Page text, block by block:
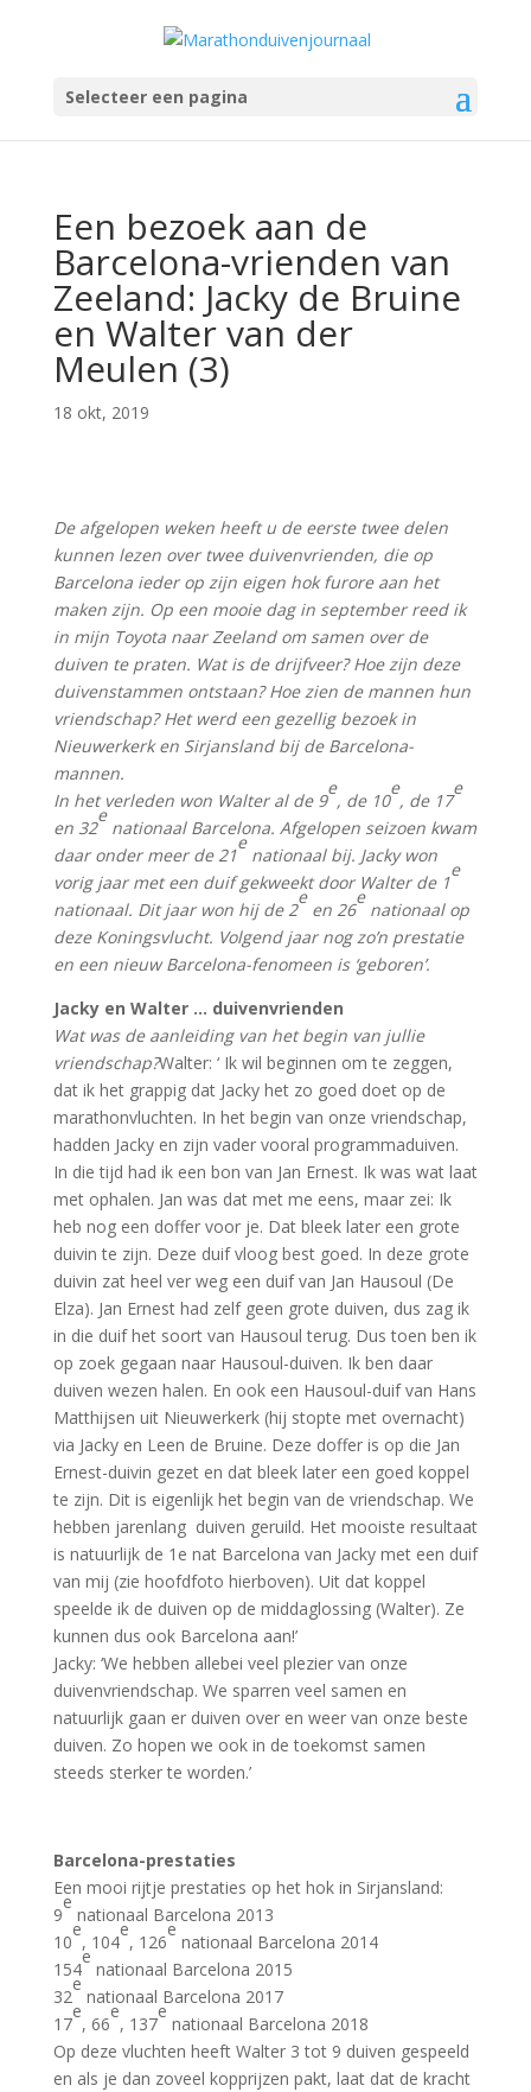
Selecteer een pagina
Een bezoek aan de
Barcelona-vrienden van
Zeeland: Jacky de Bruine
en Walter van der
Meulen (3)
18 okt, 2019
De afgelopen weken heeft u de eerste twee delen
kunnen lezen over twee duivenvrienden, die op
Barcelona ieder op zijn eigen hok furore aan het
maken zijn. Op een mooie dag in september reed ik
in mijn Toyota naar Zeeland om samen over de
duiven te praten. Wat is de drijfveer? Hoe zijn deze
duivenstammen ontstaan? Hoe zien de mannen hun
vriendschap? Het werd een gezellig bezoek in
Nieuwerkerk en Sirjansland bij de Barcelona-
mannen.
In het verleden won Walter al de 9
e
, de 10
e
, de 17
e
en 32
e
nationaal Barcelona. Afgelopen seizoen kwam
daar onder meer de 21
e
nationaal bij. Jacky won
vorig jaar met een duif gekweekt door Walter de 1
e
nationaal. Dit jaar won hij de 2
e
en 26
e
nationaal op
deze Koningsvlucht. Volgend jaar nog zo’n prestatie
en een nieuw Barcelona-fenomeen is ‘geboren’.
Jacky en Walter … duivenvrienden
Wat was de aanleiding van het begin van jullie
vriendschap?Walter: ‘ Ik wil beginnen om te zeggen,
dat ik het grappig dat Jacky het zo goed doet op de
marathonvluchten. In het begin van onze vriendschap,
hadden Jacky en zijn vader vooral programmaduiven.
In die tijd had ik een bon van Jan Ernest. Ik was wat laat
met ophalen. Jan was dat met me eens, maar zei: Ik
heb nog een doffer voor je. Dat bleek later een grote
duivin te zijn. Deze duif vloog best goed. In deze grote
duivin zat heel ver weg een duif van Jan Hausoul (De
Elza). Jan Ernest had zelf geen grote duiven, dus zag ik
in die duif het soort van Hausoul terug. Dus toen ben ik
op zoek gegaan naar Hausoul-duiven. Ik ben daar
duiven wezen halen. En ook een Hausoul-duif van Hans
Matthijsen uit Nieuwerkerk (hij stopte met overnacht)
via Jacky en Leen de Bruine. Deze doffer is op die Jan
Ernest-duivin gezet en dat bleek later een goed koppel
te zijn. Dit is eigenlijk het begin van de vriendschap. We
hebben jarenlang duiven geruild. Het mooiste resultaat
is natuurlijk de 1e nat Barcelona van Jacky met een duif
van mij (zie hoofdfoto hierboven). Uit dat koppel
speelde ik de duiven op de middaglossing (Walter). Ze
kunnen dus ook Barcelona aan!’
Jacky: ‘We hebben allebei veel plezier van onze
duivenvriendschap. We sparren veel samen en
natuurlijk gaan er duiven over en weer van onze beste
duiven. Zo hopen we ook in de toekomst samen
steeds sterker te worden.’
Barcelona-prestaties
Een mooi rijtje prestaties op het hok in Sirjansland:
9
e
nationaal Barcelona 2013
10
e
, 104
e
, 126
e
nationaal Barcelona 2014
154
e
nationaal Barcelona 2015
32
e
nationaal Barcelona 2017
17
e
, 66
e
, 137
e
nationaal Barcelona 2018
Op deze vluchten heeft Walter 3 tot 9 duiven gespeeld
en als je dan zoveel kopprijzen pakt, laat dat de kracht